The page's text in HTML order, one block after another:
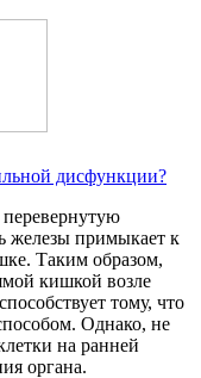
дисфункции?
перевернутую
железы примыкает к
Таким образом,
кишкой возле
тому, что
Однако, не
на ранней
органа.